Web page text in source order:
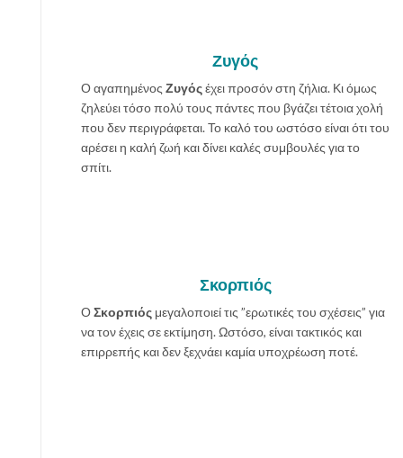
Ζυγός
Ο αγαπημένος Ζυγόςέχει προσόν στη ζήλια. Κι όμως
ζηλεύει τόσο πολύ τους πάντες που βγάζει τέτοια χολή
που δεν περιγράφεται. Το καλό του ωστόσο είναι ότι του
αρέσει η καλή ζωή και δίνει καλές συμβουλές για το
σπίτι.
Σκορπιός
ΟΣκορπιός μεγαλοποιεί τις ”ερωτικές του σχέσεις” για
να τον έχεις σε εκτίμηση. Ωστόσο, είναι τακτικός και
επιρρεπής και δεν ξεχνάει καμία υποχρέωση ποτέ.